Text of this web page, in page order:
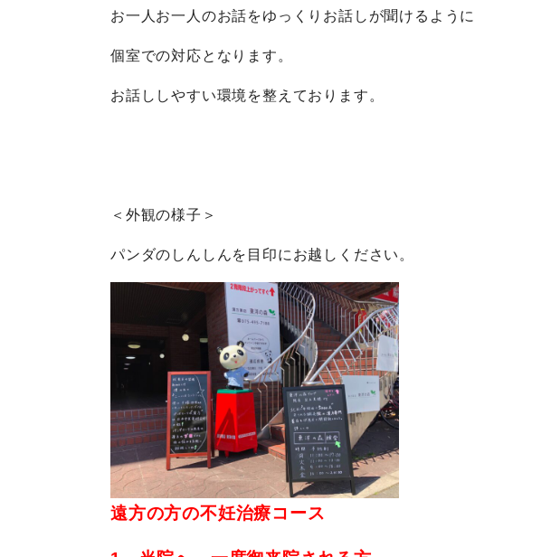
お一人お一人のお話をゆっくりお話しが聞けるように
個室での対応となります。
お話ししやすい環境を整えております。
＜外観の様子＞
パンダのしんしんを目印にお越しください。
遠方の方の不妊治療コース